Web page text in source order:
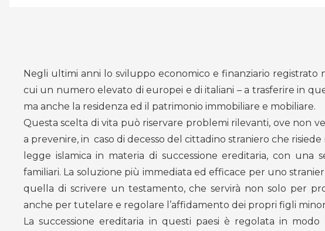
Negli ultimi anni lo sviluppo economico e finanziario registrato
cui un numero elevato di europei e di italiani – a trasferire in
ma anche la residenza ed il patrimonio immobiliare e mobiliare.
Questa scelta di vita può riservare problemi rilevanti, ove non
a prevenire, in caso di decesso del cittadino straniero che
legge islamica in materia di successione ereditaria, con una
familiari. La soluzione più immediata ed efficace per uno
quella di scrivere un testamento, che servirà non solo per
anche per tutelare e regolare l’affidamento dei propri figli
La successione ereditaria in questi paesi è regolata in